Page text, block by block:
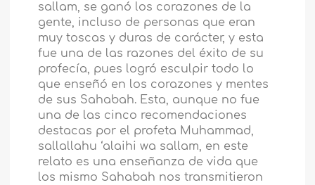
sallam, se ganó los corazones de la
gente, incluso de personas que eran
muy toscas y duras de carácter, y esta
fue una de las razones del éxito de su
profecía, pues logró esculpir todo lo
que enseñó en los corazones y mentes
de sus Sahabah. Esta, aunque no fue
una de las cinco recomendaciones
destacas por el profeta Muhammad,
sallallahu ‘alaihi wa sallam, en este
relato es una enseñanza de vida que
los mismo Sahabah nos transmitieron